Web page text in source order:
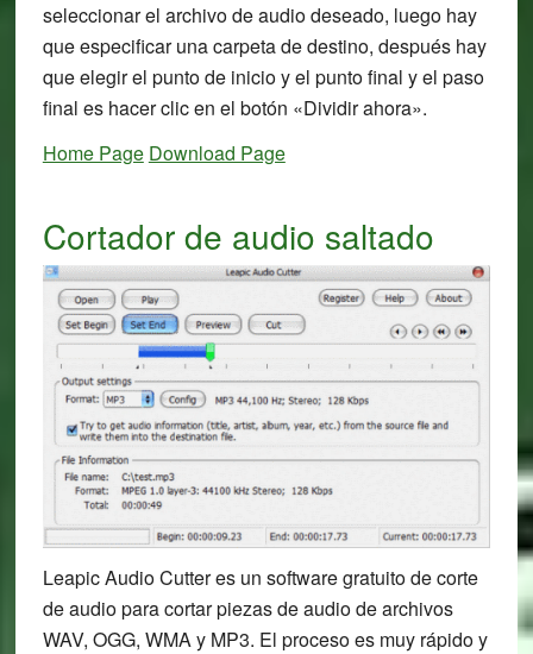
seleccionar el archivo de audio deseado, luego hay
que especificar una carpeta de destino, después hay
que elegir el punto de inicio y el punto final y el paso
final es hacer clic en el botón «Dividir ahora».
Home Page Download Page
Cortador de audio saltado
Leapic Audio Cutter es un software gratuito de corte
de audio para cortar piezas de audio de archivos
WAV, OGG, WMA y MP3. El proceso es muy rápido y